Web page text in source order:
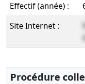
Effectif (année) :
Site Internet :
Procédure